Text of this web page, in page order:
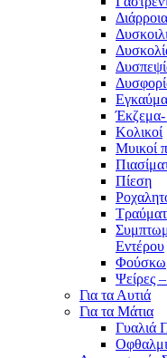
Διάρροια
Έκζεμα-
Κολικοί
Μυικοί
Πίεση
Εντέρου
Ψείρες
Για τα Αυτιά
Για τα Μάτια
Γυαλιά